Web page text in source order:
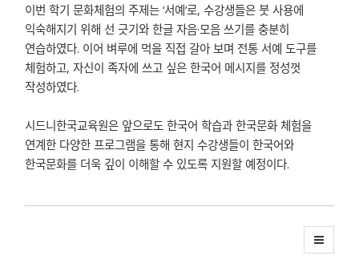
이번 학기 문화체험의 주제는 ‘서예’로, 수강생들은 붓 사용에
익숙해지기 위해 선 긋기와 한글 자음·모음 쓰기를 충분히
연습하였다. 이어 벼루에 먹을 직접 갈아 보며 전통 서예 도구를
체험하고, 자신이 족자에 쓰고 싶은 한국어 메시지를 정성껏
작성하였다.
시드니한국교육원은 앞으로도 한국어 학습과 한국문화 체험을
연계한 다양한 프로그램을 통해 현지 수강생들이 한국어와
한국문화를 더욱 깊이 이해할 수 있도록 지원할 예정이다.